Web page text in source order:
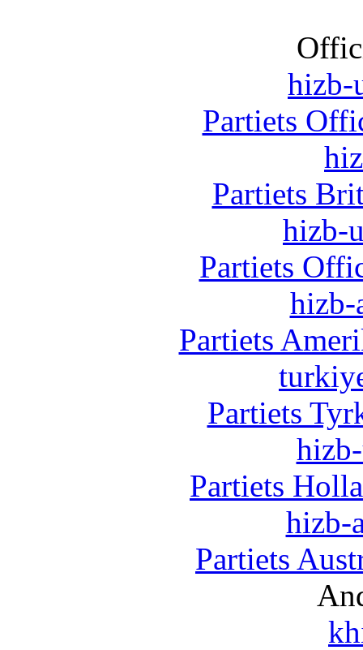
hizb-
Partiets
Partiets
hizb-
Partiets
hizb-
Partiets
Partiets
Partiets
hizb-
Partiets